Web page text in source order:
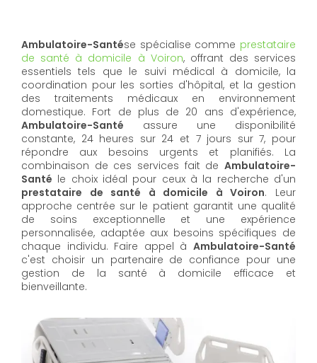
Ambulatoire-Santése spécialise comme prestataire
de santé à domicile à Voiron, offrant des services
essentiels tels que le suivi médical à domicile, la
coordination pour les sorties d'hôpital, et la gestion
des traitements médicaux en environnement
domestique. Fort de plus de 20 ans d'expérience,
Ambulatoire-Santé assure une disponibilité
constante, 24 heures sur 24 et 7 jours sur 7, pour
répondre aux besoins urgents et planifiés. La
combinaison de ces services fait de Ambulatoire-
Santé le choix idéal pour ceux à la recherche d'un
prestataire de santé à domicile à Voiron. Leur
approche centrée sur le patient garantit une qualité
de soins exceptionnelle et une expérience
personnalisée, adaptée aux besoins spécifiques de
chaque individu. Faire appel à Ambulatoire-Santé
c'est choisir un partenaire de confiance pour une
gestion de la santé à domicile efficace et
bienveillante.